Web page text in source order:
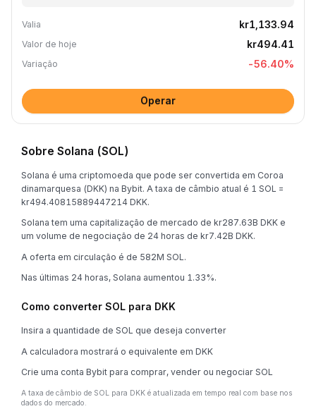
Valia kr1,133.94
Valor de hoje kr494.41
Variação -56.40%
Operar
Sobre Solana (SOL)
Solana é uma criptomoeda que pode ser convertida em Coroa
dinamarquesa (DKK) na Bybit. A taxa de câmbio atual é 1 SOL =
kr494.40815889447214 DKK.
Solana tem uma capitalização de mercado de kr287.63B DKK e
um volume de negociação de 24 horas de kr7.42B DKK.
A oferta em circulação é de 582M SOL.
Nas últimas 24 horas, Solana aumentou 1.33%.
Como converter SOL para DKK
Insira a quantidade de SOL que deseja converter
A calculadora mostrará o equivalente em DKK
Crie uma conta Bybit para comprar, vender ou negociar SOL
A taxa de câmbio de SOL para DKK é atualizada em tempo real com base nos
dados do mercado.